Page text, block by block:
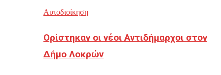
Αυτοδιοίκηση
Ορίστηκαν οι νέοι Αντιδήμαρχοι στον
Δήμο Λοκρών